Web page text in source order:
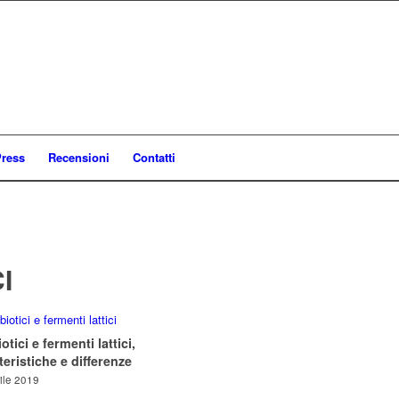
Recensioni Contatti
e fermenti lattici,
e differenze
2019